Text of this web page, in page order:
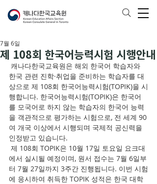
제 108회 한국어능력시험 시행안내
7월 6일
한국 관련 진학·취업을 준비하는 학습자를 대
상으로 제 108회 한국어능력시험(TOPIK)을 시
행합니다. 한국어능력시험(TOPIK)은 한국어
를 모국어로 하지 않는 학습자의 한국어 능력
을 객관적으로 평가하는 시험으로, 전 세계 90
여 개국 이상에서 시행되며 국제적 공신력을
인정받고 있습니다.
에서 실시될 예정이며, 원서 접수는 7월 6일부
터 7월 27일까지 3주간 진행됩니다. 이번 시험
에 응시하여 취득한 TOPIK 성적은 한국 대학